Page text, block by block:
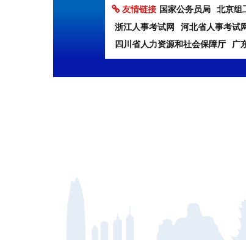
友情链接 国家公务员局 北京组
浙江人事考试网 河北省人事考试
四川省人力资源和社会保障厅 广